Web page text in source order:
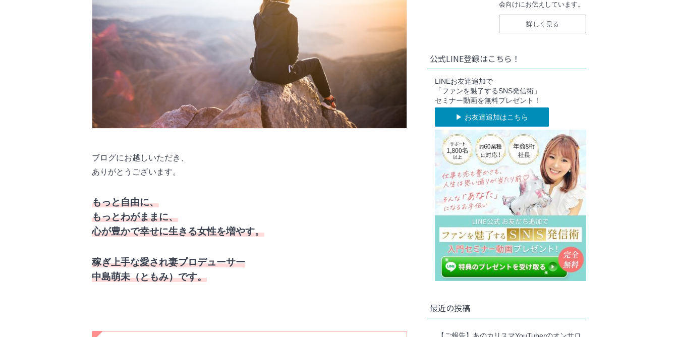
ブログにお越しいただき、
ありがとうございます。
もっと自由に、
もっとわがままに、
心が豊かで幸せに生きる女性を増やす。
稼ぎ上手な愛され妻プロデューサー
中島萌未（ともみ）です。
会向けにお伝えしています。
詳しく見る
公式LINE登録はこちら！
LINEお友達追加で
「ファンを魅了するSNS発信術」
セミナー動画を無料プレゼント！
▶︎ お友達追加はこちら
最近の投稿
【ご報告】あのカリスマYouTuberのオンサロ